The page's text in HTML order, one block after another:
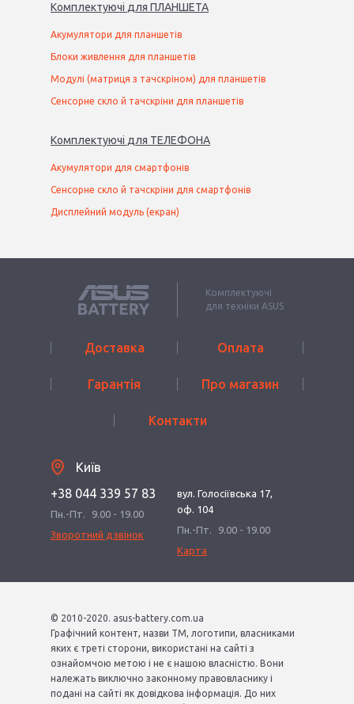
Комплектуючі для ПЛАНШЕТА
Акумулятори для планшетів
Блоки живлення для планшетів
Модулі (матриця з тачскріном) для планшетів
Сенсорне скло й тачскріни для планшетів
Комплектуючі для ТЕЛЕФОНА
Акумулятори для смартфонів
Сенсорне скло й тачскріни для смартфонів
Дисплейний модуль (екран)
Комплектуючі
для техніки ASUS
Доставка Оплата
Гарантія Про магазин
Контакти
Київ
+38 044 339 57 83
Пн.-Пт.
9.00 - 19.00
Зворотний дзвінок
вул. Голосіївська 17,
оф. 104
Пн.-Пт.
9.00 - 19.00
Карта
© 2010-2020. asus-battery.com.ua
Графічний контент, назви ТМ, логотипи, власниками
яких є треті сторони, використані на сайті з
ознайомчою метою і не є нашою власністю. Вони
належать виключно законному правовласнику і
подані на сайті як довідкова інформація. До них